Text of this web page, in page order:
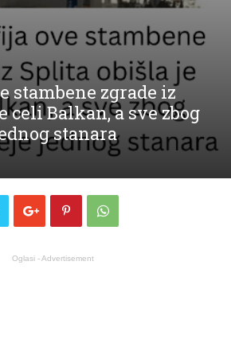
stambene zgrade iz
celi Balkan, a sve zbog
stanara
Oglasi - Advertisement